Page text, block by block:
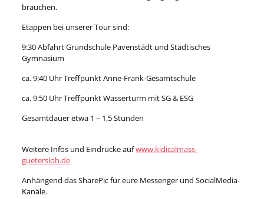
brauchen.
Etappen bei unserer Tour sind:
9:30 Abfahrt Grundschule Pavenstädt und Städtisches
Gymnasium
ca. 9:40 Uhr Treffpunkt Anne-Frank-Gesamtschule
ca. 9:50 Uhr Treffpunkt Wasserturm mit SG & ESG
Gesamtdauer etwa 1 – 1,5 Stunden
Weitere Infos und Eindrücke aufwww.kidicalmass-
guetersloh.de
Anhängend das SharePic für eure Messenger und SocialMedia-
Kanäle.